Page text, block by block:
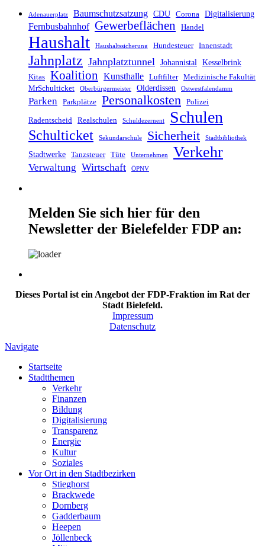
Adenauerplatz Baumschutzsatzung CDU Corona Digitalisierung
Fernbusbahnhof Gewerbeflächen Handel
Haushalt Haushaltssicherung Hundesteuer Innenstadt
Jahnplatz Jahnplatztunnel Johannistal Kesselbrink
Kitas Koalition Kunsthalle Luftfilter
Medizinische Fakultät
MrSchulticket
Oberbürgermeister Olderdissen Ostwestfalendamm
Parken Parkplätze Personalkosten Polizei
Radentscheid Realschulen Schuldezernent Schulen
Schulticket Sekundarschule Sicherheit Stadtbibliothek
Stadtwerke Tanzsteuer Tüte Unternehmen Verkehr
Verwaltung Wirtschaft ÖPNV
Melden Sie sich hier für den
Newsletter der Bielefelder FDP an:
Dieses Portal ist ein Angebot der FDP-Fraktion im Rat der
Stadt Bielefeld.
Impressum
Datenschutz
Navigate
Startseite
Stadtthemen
Verkehr
Finanzen
Bildung
Digitalisierung
Transparenz
Energie
Kultur
Soziales
Vor Ort in den Stadtbezirken
Stieghorst
Brackwede
Dornberg
Gadderbaum
Heepen
Jöllenbeck